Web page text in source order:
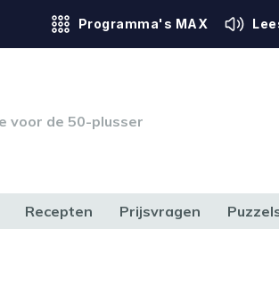
Programma's MAX
voor de 50-plusser
Recepten Prijsvragen